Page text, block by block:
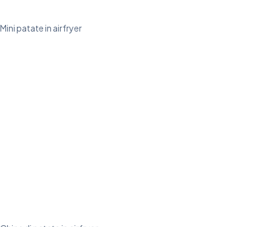
Mini patate in airfryer